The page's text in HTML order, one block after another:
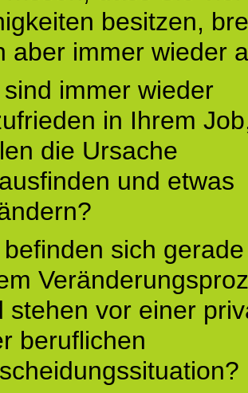
besitzen,
aber immer wieder
immer wieder
in Ihrem
die Ursache
und etwas
sich
stehen vor einer
beruflichen